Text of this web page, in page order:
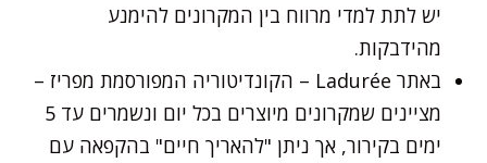
יש לתת למדי מרווח בין המקרונים להימנע
מהידבקות.
באתר Ladurée – הקונדיטוריה המפורסמת מפריז –
מציינים שמקרונים מיוצרים בכל יום ונשמרים עד 5
ימים בקירור, אך ניתן "להאריך חיים" בהקפאה עם